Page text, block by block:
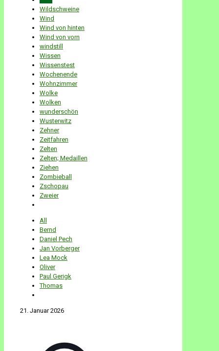
Wildschweine
Wind
Wind von hinten
Wind von vorn
windstill
Wissen
Wissenstest
Wochenende
Wohnzimmer
Wolke
Wolken
wunderschön
Wusterwitz
Zehner
Zeitfahren
Zelten
Zelten; Medaillen
Ziehen
Zombieball
Zschopau
Zweier
All
Bernd
Daniel Pech
Jan Vorberger
Lea Mock
Oliver
Paul Gerigk
Thomas
21. Januar 2026